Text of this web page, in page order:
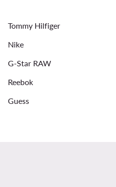
Reebok sneakers Herren
Tommy Hilfiger
Nike
G-Star RAW
Reebok
Guess